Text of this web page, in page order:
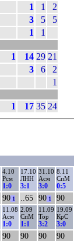
1 1
2
3 5
5
1 1
1 14 29 21
3 6
2
1
1 17 35 24
4.10
Рсм
1:0
17.10
ЛНН
3:1
31.10
Асм
3:0
8.11
СпМ
0:5
90 1 ..65 90 1 90
11.08
Асм
1:0
2.09
СпМ
1:1
11.09
Тор
3:2
19.09
КрС
3:0
90 90 90 90